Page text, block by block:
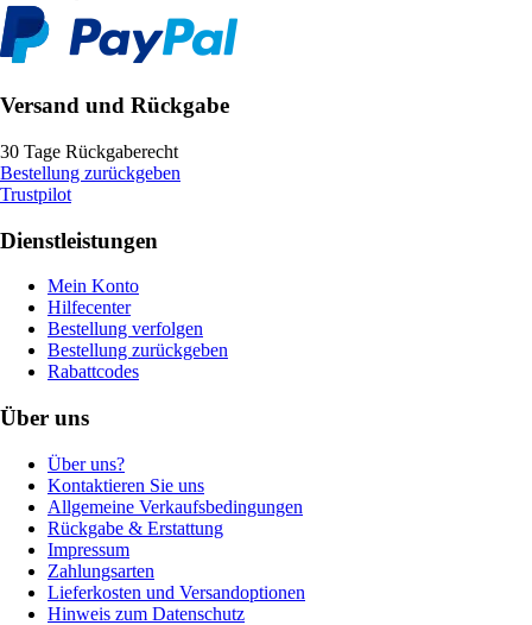
Versand und Rückgabe
30 Tage Rückgaberecht
Bestellung zurückgeben
Trustpilot
Dienstleistungen
Mein Konto
Hilfecenter
Bestellung verfolgen
Bestellung zurückgeben
Rabattcodes
Über uns
Über uns?
Kontaktieren Sie uns
Allgemeine Verkaufsbedingungen
Rückgabe & Erstattung
Impressum
Zahlungsarten
Lieferkosten und Versandoptionen
Hinweis zum Datenschutz